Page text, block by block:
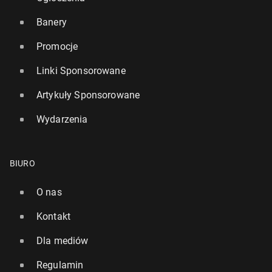
Banery
Promocje
Linki Sponsorowane
Artykuły Sponsorowane
Wydarzenia
BIURO
O nas
Kontakt
Dla mediów
Regulamin